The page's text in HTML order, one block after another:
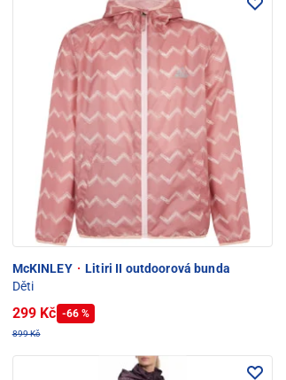
McKINLEY · Litiri II outdoorová bunda
Děti
299 Kč -66 %
899 Kč